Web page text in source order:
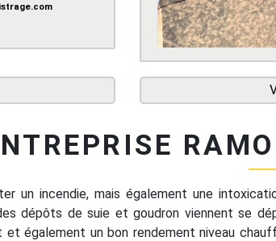
un incendie, mais également une
dépôts de suie et goudron viennent se
également un bon rendement niveau